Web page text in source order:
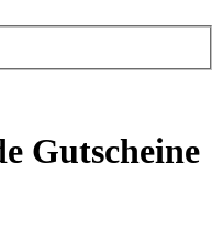
Gutscheine